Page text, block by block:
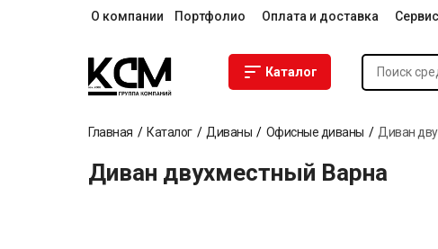
О компании Портфолио Оплата и доставка Сервис
Каталог
Главная Каталог Диваны Офисные диваны Диван
Диван двухместный Варна